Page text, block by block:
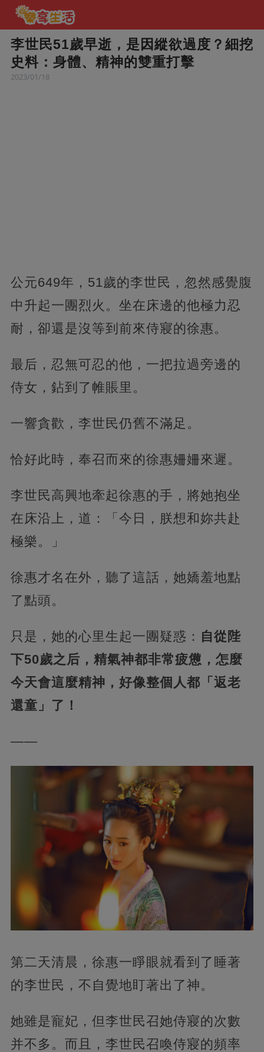
李世民51歲早逝，是因縱欲過度？細挖
史料：身體、精神的雙重打擊
2023/01/18
公元649年，51歲的李世民，忽然感覺腹
中升起一團烈火。坐在床邊的他極力忍
耐，卻還是沒等到前來侍寢的徐惠。
最后，忍無可忍的他，一把拉過旁邊的
侍女，鉆到了帷賬里。
一響貪歡，李世民仍舊不滿足。
恰好此時，奉召而來的徐惠姍姍來遲。
李世民高興地牽起徐惠的手，將她抱坐
在床沿上，道：「今日，朕想和妳共赴
極樂。」
徐惠才名在外，聽了這話，她嬌羞地點
了點頭。
只是，她的心里生起一團疑惑： 自從陛
下50歲之后，精氣神都非常疲憊，怎麼
今天會這麼精神，好像整個人都「返老
還童」了！
——
第二天清晨，徐惠一睜眼就看到了睡著
的李世民，不自覺地盯著出了神。
她雖是寵妃，但李世民召她侍寢的次數
并不多。而且，李世民召喚侍寢的頻率